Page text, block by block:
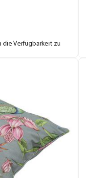
die Verfügbarkeit zu